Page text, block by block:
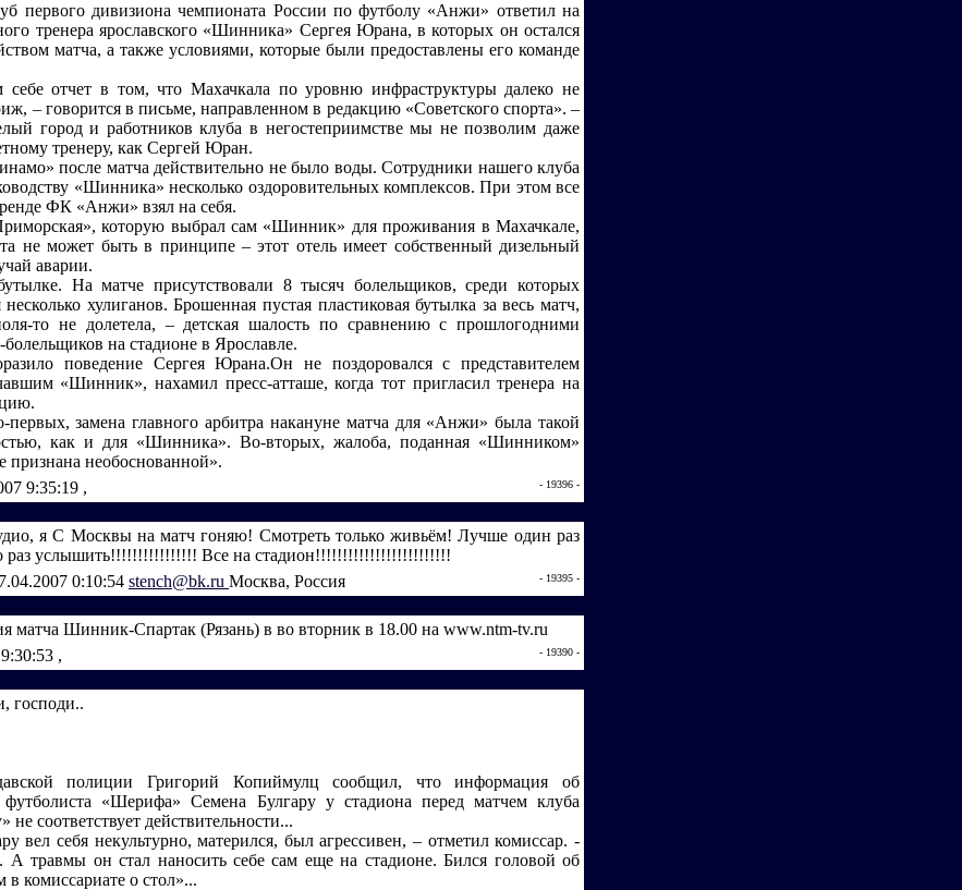
первого дивизиона чемпионата России по футболу «Анжи» ответил на
тренера ярославского «Шинника» Сергея Юрана, в которых он остался
матча, а также условиями, которые были предоставлены его команде
отчет в том, что Махачкала по уровню инфраструктуры далеко не
– говорится в письме, направленном в редакцию «Советского спорта». –
город и работников клуба в негостеприимстве мы не позволим даже
тренеру, как Сергей Юран.
после матча действительно не было воды. Сотрудники нашего клуба
«Шинника» несколько оздоровительных комплексов. При этом все
ФК «Анжи» взял на себя.
которую выбрал сам «Шинник» для проживания в Махачкале,
не может быть в принципе – этот отель имеет собственный дизельный
аварии.
На матче присутствовали 8 тысяч болельщиков, среди которых
несколько хулиганов. Брошенная пустая пластиковая бутылка за весь матч,
то не долетела, – детская шалость по сравнению с прошлогодними
на стадионе в Ярославле.
поведение Сергея Юрана.Он не поздоровался с представителем
«Шинник», нахамил пресс-атташе, когда тот пригласил тренера на
первых, замена главного арбитра накануне матча для «Анжи» была такой
как и для «Шинника». Во-вторых, жалоба, поданная «Шинником»
признана необоснованной».
9:35:19 , - 19396 -
я С Москвы на матч гоняю! Смотреть только живьём! Лучше один раз
раз услышить!!!!!!!!!!!!!!!! Все на стадион!!!!!!!!!!!!!!!!!!!!!!!!!
0:10:54 stench@bk.ru Москва, Россия - 19395 -
матча Шинник-Спартак (Рязань) в во вторник в 18.00 на www.ntm-tv.ru
, - 19390 -
господи..
полиции Григорий Копиймулц сообщил, что информация об
«Шерифа» Семена Булгару у стадиона перед матчем клуба
не соответствует действительности...
вел себя некультурно, матерился, был агрессивен, – отметил комиссар. -
травмы он стал наносить себе сам еще на стадионе. Бился головой об
в комиссариате о стол»...